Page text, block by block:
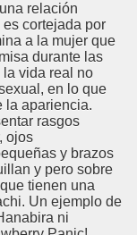
relación
cortejada por
a la mujer que
durante las
vida real no
en lo que
la apariencia.
rasgos
ojos
y brazos
y pero sobre
tienen una
Un ejemplo de
ni